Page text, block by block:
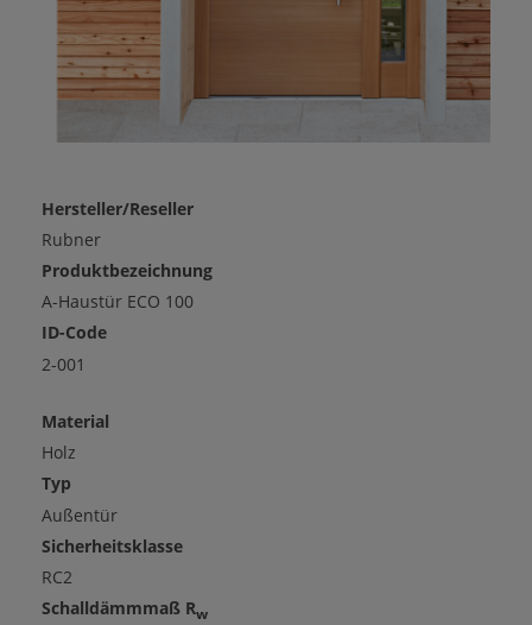
Hersteller/Reseller
Rubner
Produktbezeichnung
A-Haustür ECO 100
ID-Code
2-001
Material
Holz
Typ
Außentür
Sicherheitsklasse
RC2
Schalldämmmaß Rw